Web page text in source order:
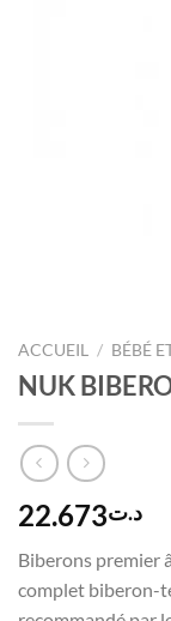
ACCUEIL / BÉBÉ
NUK
د.ت22.673
Biberons premier
complet biberon-